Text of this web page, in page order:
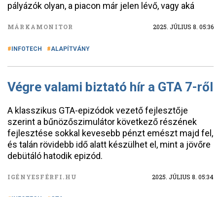
pályázók olyan, a piacon már jelen lévő, vagy aká
MÁRKAMONITOR 2025. JÚLIUS 8. 05:36
INFOTECH ALAPÍTVÁNY
Végre valami biztató hír a GTA 7-ről
A klasszikus GTA-epizódok vezető fejlesztője
szerint a bűnözőszimulátor következő részének
fejlesztése sokkal kevesebb pénzt emészt majd fel,
és talán rövidebb idő alatt készülhet el, mint a jövőre
debütáló hatodik epizód.
IGÉNYESFÉRFI.HU 2025. JÚLIUS 8. 05:34